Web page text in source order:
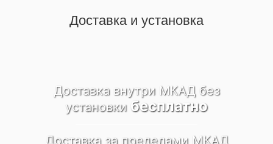
Доставка и установка
Доставка внутри МКАД без
установки бесплатно
Доставка за пределами МКАД